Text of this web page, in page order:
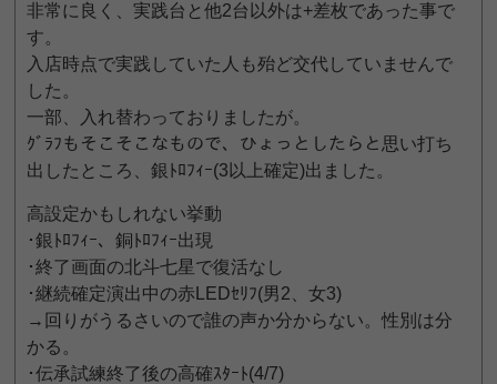
非常に良く、実践台と他2台以外は+差枚であった事で
す。
入店時点で実践していた人も殆ど交代していませんで
した。
一部、入れ替わっておりましたが。
ｸﾞﾗﾌもそこそこなもので、ひょっとしたらと思い打ち
出したところ、銀ﾄﾛﾌｨｰ(3以上確定)出ました。
高設定かもしれない挙動
･銀ﾄﾛﾌｨｰ、銅ﾄﾛﾌｨｰ出現
･終了画面の北斗七星で復活なし
･継続確定演出中の赤LEDｾﾘﾌ(男2、女3)
→回りがうるさいので誰の声か分からない。性別は分
かる。
･伝承試練終了後の高確ｽﾀｰﾄ(4/7)